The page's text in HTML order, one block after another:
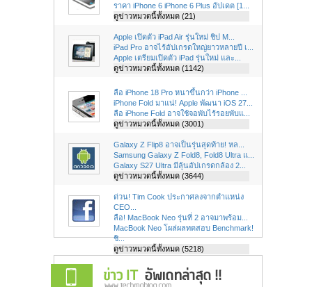
ราคา iPhone 6 iPhone 6 Plus อัปเดต [1...
ดูข่าวหมวดนี้ทั้งหมด (21)
Apple เปิดตัว iPad Air รุ่นใหม่ ชิป M...
iPad Pro อาจไร้อัปเกรดใหญ่ยาวหลายปี เ...
Apple เตรียมเปิดตัว iPad รุ่นใหม่ และ...
ดูข่าวหมวดนี้ทั้งหมด (1142)
ลือ iPhone 18 Pro หนาขึ้นกว่า iPhone ...
iPhone Fold มาแน่! Apple พัฒนา iOS 27...
ลือ iPhone Fold อาจใช้จอพับไร้รอยพับแ...
ดูข่าวหมวดนี้ทั้งหมด (3001)
Galaxy Z Flip8 อาจเป็นรุ่นสุดท้าย! หล...
Samsung Galaxy Z Fold8, Fold8 Ultra แ...
Galaxy S27 Ultra มีลุ้นอัปเกรดกล้อง 2...
ดูข่าวหมวดนี้ทั้งหมด (3644)
ด่วน! Tim Cook ประกาศลงจากตำแหน่ง
CEO...
ลือ! MacBook Neo รุ่นที่ 2 อาจมาพร้อม...
MacBook Neo โผล่ผลทดสอบ Benchmark!
ชิ...
ดูข่าวหมวดนี้ทั้งหมด (5218)